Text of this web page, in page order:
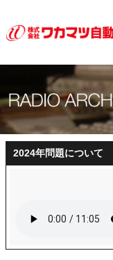
2024年問題について